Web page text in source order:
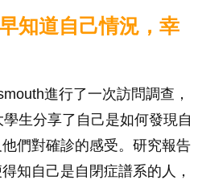
知道自己情況，幸
進行了一次訪問調查，
生分享了自己是如何發現自
們對確診的感受。研究報告
知自己是自閉症譜系的人，